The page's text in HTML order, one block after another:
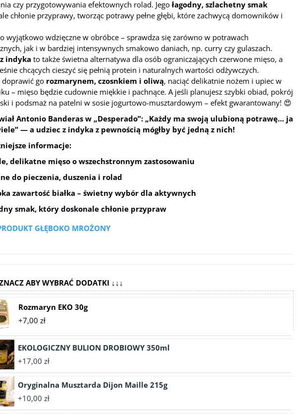
czy przygotowywania efektownych rolad. Jego łagodny, szlachetny smak
chłonie przyprawy, tworząc potrawy pełne głębi, które zachwycą domowników i
wyjątkowo wdzięczne w obróbce – sprawdza się zarówno w potrawach
jak i w bardziej intensywnych smakowo daniach, np. curry czy gulaszach.
indyka to także świetna alternatywa dla osób ograniczających czerwone mięso, a
chcących cieszyć się pełnią protein i naturalnych wartości odżywczych.
go rozmarynem, czosnkiem i oliwą, naciąć delikatnie nożem i upiec w
– mięso będzie cudownie miękkie i pachnące. A jeśli planujesz szybki obiad, pokrój
i podsmaż na patelni w sosie jogurtowo-musztardowym – efekt gwarantowany! 😍
Antonio Banderas w „Desperado”: „Każdy ma swoją ulubioną potrawę… ja
— a udziec z indyka z pewnością mógłby być jedną z nich!
informacje:
delikatne mięso o wszechstronnym zastosowaniu
do pieczenia, duszenia i rolad
zawartość białka – świetny wybór dla aktywnych
smak, który doskonale chłonie przypraw
GŁĘBOKO MROŻONY
ABY WYBRAĆ DODATKI ↓↓↓
Rozmaryn EKO 30g
+7,00 zł
EKOLOGICZNY BULION DROBIOWY 350ml
+17,00 zł
Oryginalna Musztarda Dijon Maille 215g
+10,00 zł